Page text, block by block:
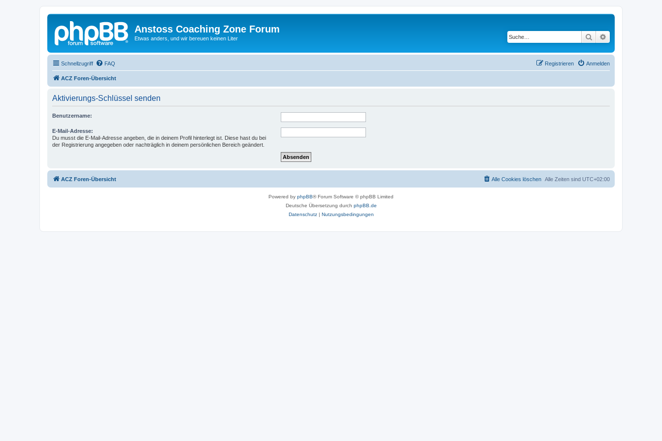
Anstoss Coaching Zone Forum
Etwas anders, und wir bereuen keinen Liter Suche
Schnellzugriff FAQ Anmelden
Registrieren
ACZ Foren-Übersicht
Aktivierungs-Schlüssel senden
Benutzername:
E-Mail-Adresse:
Du musst die E-Mail-Adresse angeben, die in deinem Profil hinterlegt ist. Diese hast du bei
der Registrierung angegeben oder nachträglich in deinem persönlichen Bereich geändert.
ACZ Foren-Übersicht Alle Zeiten sind UTC+02:00
Alle Cookies löschen
Powered by phpBB® Forum Software © phpBB Limited
Deutsche Übersetzung durch phpBB.de
Datenschutz| Nutzungsbedingungen